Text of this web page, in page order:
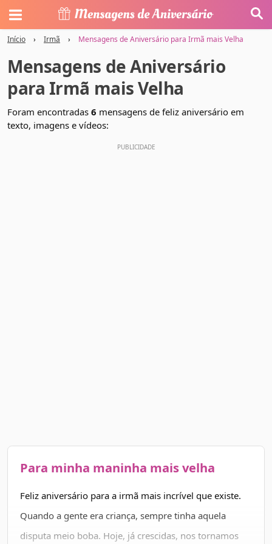
Início › Irmã › Mensagens de Aniversário para Irmã mais Velha
Mensagens de Aniversário
para Irmã mais Velha
Foram encontradas 6 mensagens de feliz aniversário em
texto, imagens e vídeos:
Para minha maninha mais velha
Feliz aniversário para a irmã mais incrível que existe.
Quando a gente era criança, sempre tinha aquela
disputa meio boba. Hoje, já crescidas, nos tornamos